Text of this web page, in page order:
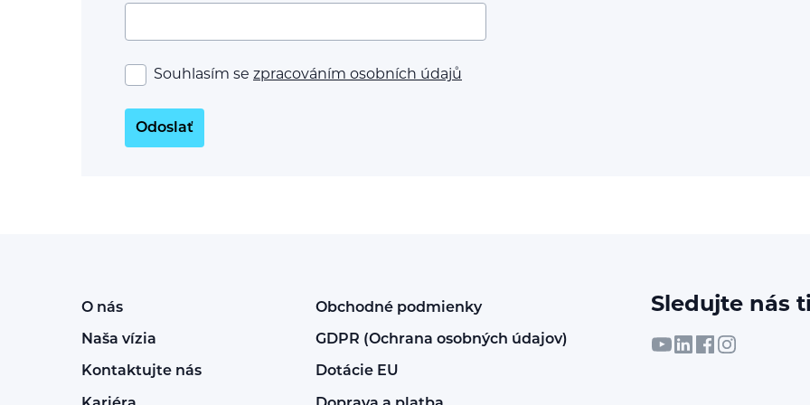
Souhlasím se zpracováním osobních údajů
Odoslať
O nás
Naša vízia
Kontaktujte nás
Obchodné podmienky
GDPR (Ochrana osobných údajov)
Dotácie EU
Sledujte nás